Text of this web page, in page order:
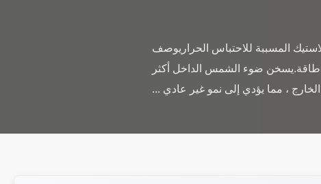
المسببة للاحتباس الحراريوصف
طاقة.يسخن ضوء الشمس الداخل أكثر
، مما يؤدي إلى نمو غير عادي ...